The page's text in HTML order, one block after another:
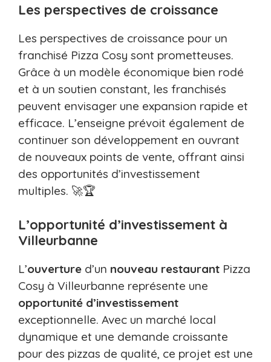
Les perspectives de croissance
Les perspectives de croissance pour un
franchisé Pizza Cosy sont prometteuses.
Grâce à un modèle économique bien rodé
et à un soutien constant, les franchisés
peuvent envisager une expansion rapide et
efficace. L’enseigne prévoit également de
continuer son développement en ouvrant
de nouveaux points de vente, offrant ainsi
des opportunités d’investissement
multiples. 🚀🏆
L’opportunité d’investissement à
Villeurbanne
L’ouverture d’un nouveau restaurant Pizza
Cosy à Villeurbanne représente une
opportunité d’investissement
exceptionnelle. Avec un marché local
dynamique et une demande croissante
pour des pizzas de qualité, ce projet est une